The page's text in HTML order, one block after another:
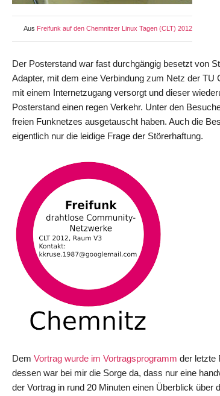
Aus Freifunk auf den Chemnitzer Linux Tagen (CLT) 2012
Der Posterstand war fast durchgängig besetzt von
Adapter, mit dem eine Verbindung zum Netz der
mit einem Internetzugang versorgt und dieser
Posterstand einen regen Verkehr. Unter den
freien Funknetzes ausgetauscht haben. Auch die
eigentlich nur die leidige Frage der Störerhaftung.
Dem Vortrag wurde im Vortragsprogramm der letzte
dessen war bei mir die Sorge da, dass nur eine
der Vortrag in rund 20 Minuten einen Überblick über